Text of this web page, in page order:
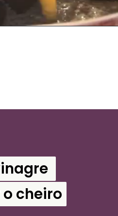
cheiro
cheiro